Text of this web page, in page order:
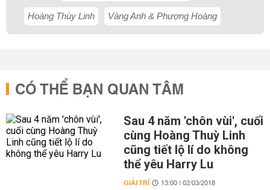
Hoàng Thùy Linh Vàng Anh & Phượng Hoàng
CÓ THỂ BẠN QUAN TÂM
Sau 4 năm 'chôn vùi', cuối
cùng Hoàng Thuỳ Linh
cũng tiết lộ lí do không
thể yêu Harry Lu
GIẢI TRÍ 13:00 | 02/03/2018